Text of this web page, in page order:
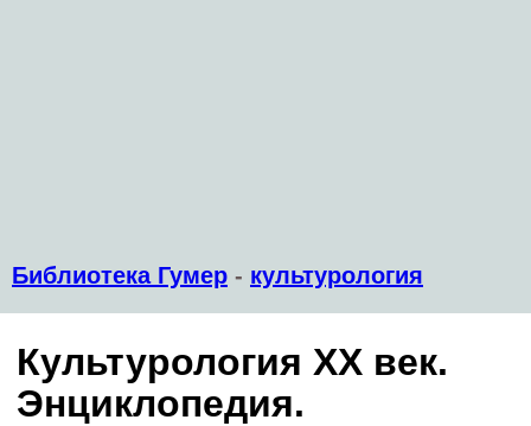
Библиотека Гумер - культурология
Культурология XX век.
Энциклопедия.